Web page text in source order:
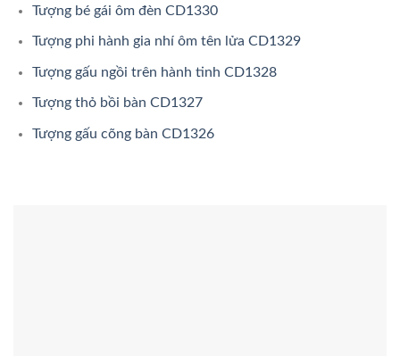
Tượng bé gái ôm đèn CD1330
Tượng phi hành gia nhí ôm tên lửa CD1329
Tượng gấu ngồi trên hành tinh CD1328
Tượng thỏ bồi bàn CD1327
Tượng gấu cõng bàn CD1326